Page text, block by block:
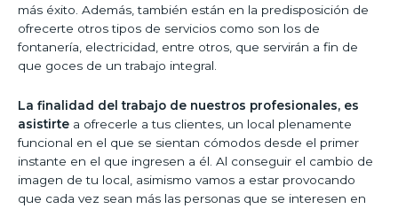
más éxito. Además, también están en la predisposición de
ofrecerte otros tipos de servicios como son los de
fontanería, electricidad, entre otros, que servirán a fin de
que goces de un trabajo integral.
La finalidad del trabajo de nuestros profesionales, es
asistirte a ofrecerle a tus clientes, un local plenamente
funcional en el que se sientan cómodos desde el primer
instante en el que ingresen a él. Al conseguir el cambio de
imagen de tu local, asimismo vamos a estar provocando
que cada vez sean más las personas que se interesen en